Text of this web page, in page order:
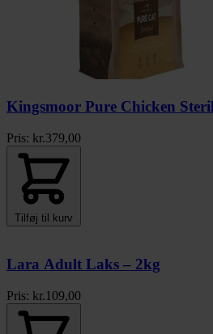
Kingsmoor Pure Chicken
Pris: kr.379,00
Tilføj til kurv
Lara Adult Laks – 2kg
Pris: kr.109,00